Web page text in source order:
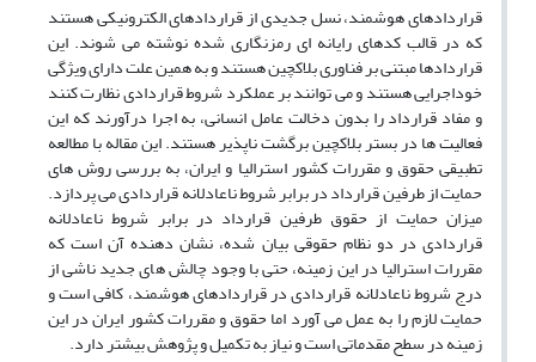
قراردادهای هوشمند، نسل جدیدی از قراردادهای الکترونیکی هستند
که در قالب کدهای رایانه ای رمزنگاری شده نوشته می شوند. این
قراردادها مبتنی بر فناوری بلاکچین هستند و به همین علت دارای ویژگی
خوداجرایی هستند و می توانند بر عملکرد شروط قراردادی نظارت کنند
و مفاد قرارداد را بدون دخالت عامل انسانی، به اجرا درآورند که این
فعالیت ها در بستر بلاکچین برگشت ناپذیر هستند. این مقاله با مطالعه
تطبیقی حقوق و مقررات کشور استرالیا و ایران، به بررسی روش های
حمایت از طرفین قرارداد در برابر شروط ناعادلانه قراردادی می پردازد.
میزان حمایت از حقوق طرفین قرارداد در برابر شروط ناعادلانه
قراردادی در دو نظام حقوقی بیان شده، نشان دهنده آن است که
مقررات استرالیا در این زمینه، حتی با وجود چالش های جدید ناشی از
درج شروط ناعادلانه قراردادی در قراردادهای هوشمند، کافی است و
حمایت لازم را به عمل می آورد اما حقوق و مقررات کشور ایران در این
زمینه در سطح مقدماتی است و نیاز به تکمیل و پژوهش بیشتر دارد.